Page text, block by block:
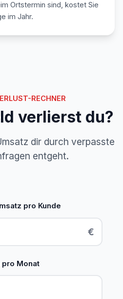
Ortstermin sind, kostet Sie
im Jahr.
RECHNER
verlierst du?
dir durch verpasste
entgeht.
pro Kunde
€
Monat